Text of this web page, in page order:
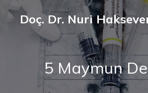
Doç. Dr. Nuri
5 Maymun